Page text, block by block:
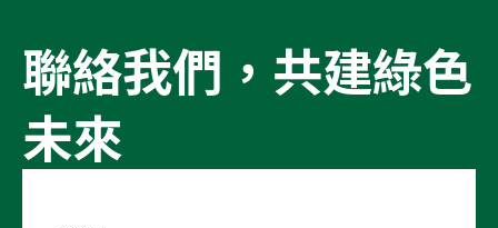
聯絡我們，共建綠色
未來